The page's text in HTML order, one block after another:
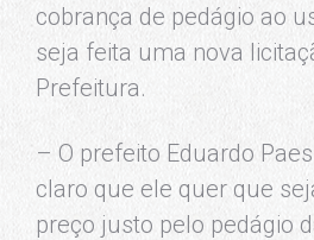
cobrança de pedágio ao
seja feita uma nova
Prefeitura.
– O prefeito Eduardo
claro que ele quer que
preço justo pelo pedágio